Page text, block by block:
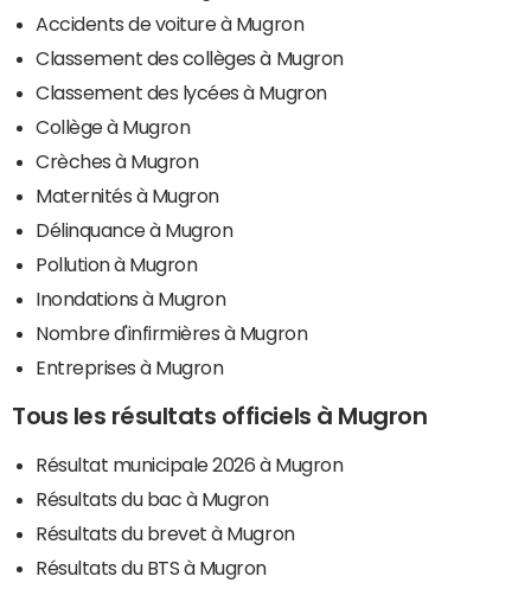
Accidents de voiture à Mugron
Classement des collèges à Mugron
Classement des lycées à Mugron
Collège à Mugron
Crèches à Mugron
Maternités à Mugron
Délinquance à Mugron
Pollution à Mugron
Inondations à Mugron
Nombre d'infirmières à Mugron
Entreprises à Mugron
Tous les résultats officiels à Mugron
Résultat municipale 2026 à Mugron
Résultats du bac à Mugron
Résultats du brevet à Mugron
Résultats du BTS à Mugron